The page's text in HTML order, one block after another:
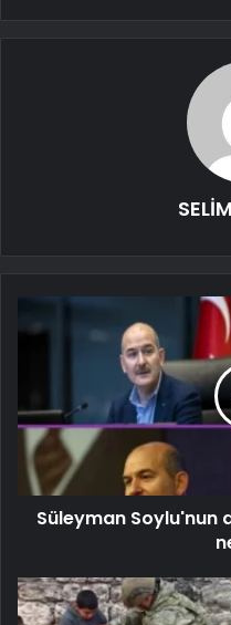
Süleyman Soylu'nun